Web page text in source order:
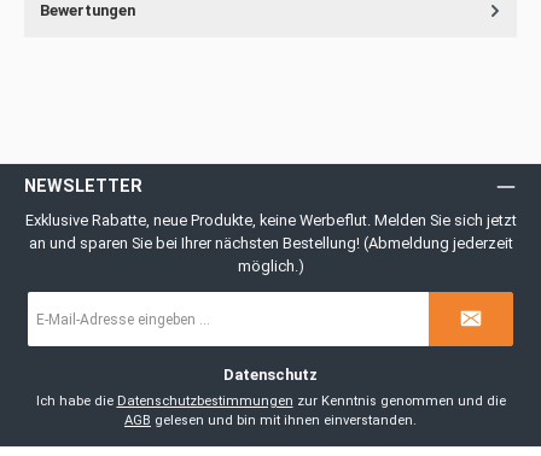
Bewertungen
NEWSLETTER
Exklusive Rabatte, neue Produkte, keine Werbeflut. Melden Sie sich jetzt
an und sparen Sie bei Ihrer nächsten Bestellung! (Abmeldung jederzeit
möglich.)
Mail-
Datenschutz
Ich habe die Datenschutzbestimmungen
zur Kenntnis genommen und die
AGB gelesen und bin mit ihnen einverstanden.